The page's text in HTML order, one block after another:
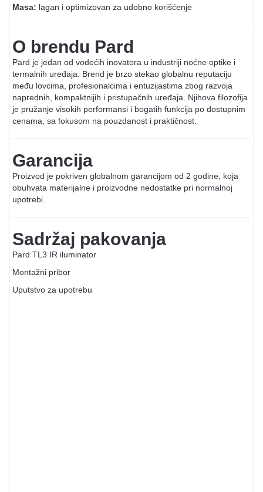
Masa: lagan i optimizovan za udobno korišćenje
O brendu Pard
Pard je jedan od vodećih inovatora u industriji noćne optike i
termalnih uređaja. Brend je brzo stekao globalnu reputaciju
među lovcima, profesionalcima i entuzijastima zbog razvoja
naprednih, kompaktnijih i pristupačnih uređaja. Njihova filozofija
je pružanje visokih performansi i bogatih funkcija po dostupnim
cenama, sa fokusom na pouzdanost i praktičnost.
Garancija
Proizvod je pokriven globalnom garancijom od 2 godine, koja
obuhvata materijalne i proizvodne nedostatke pri normalnoj
upotrebi.
Sadržaj pakovanja
Pard TL3 IR iluminator
Montažni pribor
Uputstvo za upotrebu